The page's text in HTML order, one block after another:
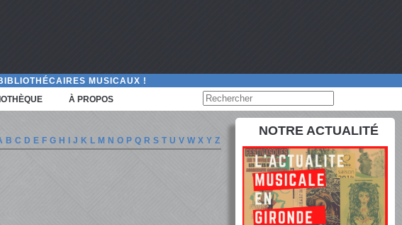
MUSICAUX !
À PROPOS
B C D E F G H I J K L M N O P Q R S T U V W X Y Z
NOTRE ACTUALITÉ